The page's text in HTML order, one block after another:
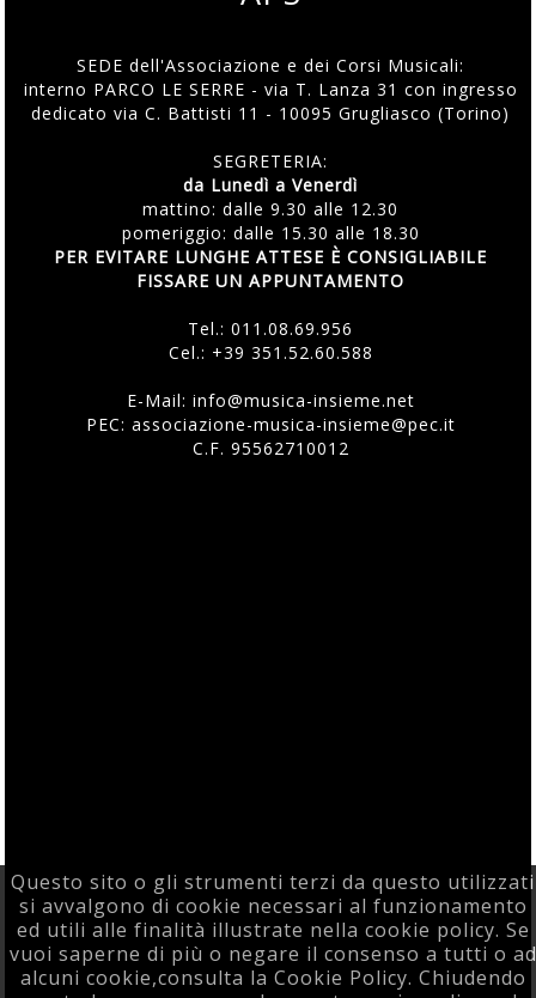
SEDE dell'Associazione e dei Corsi Musicali:
interno PARCO LE SERRE - via T. Lanza 31 con ingresso
dedicato via C. Battisti 11 - 10095 Grugliasco (Torino)
SEGRETERIA:
da Lunedì a Venerdì
mattino: dalle 9.30 alle 12.30
pomeriggio: dalle 15.30 alle 18.30
PER EVITARE LUNGHE ATTESE È CONSIGLIABILE
FISSARE UN APPUNTAMENTO
Tel.:011.08.69.956
Cel.: +39 351.52.60.588
E-Mail: info@musica-insieme.net
PEC: associazione-musica-insieme@pec.it
C.F. 95562710012
Questo sito o gli strumenti terzi da questo utilizzati
si avvalgono di cookie necessari al funzionamento
ed utili alle finalità illustrate nella cookie policy. Se
vuoi saperne di più o negare il consenso a tutti o ad
alcuni cookie,consulta la Cookie Policy. Chiudendo